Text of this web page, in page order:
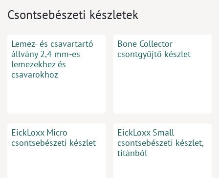
Csontsebészeti készletek
Lemez- és csavartartó
állvány 2,4 mm-es
lemezekhez és
csavarokhoz
Bone Collector
csontgyűjtő készlet
EickLoxx Micro
csontsebészeti készlet
EickLoxx Small
csontsebészeti készlet,
titánból